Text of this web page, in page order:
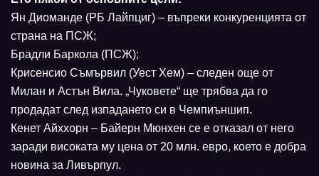
Ян Диоманде (РБ Лайпциг) – въпреки конкуренцията от
страна на ПСЖ;
Брадли Баркола (ПСЖ);
Крисенсио Съмървил (Уест Хем) – следен още от
Милан и Астън Вила. „Чуковете“ ще трябва да го
продадат след изпадането си в Чемпиъншип.
Кенет Айххорн – Байерн Мюнхен се е отказал от него
заради високата му цена от 20 млн. евро, което е добра
новина за Ливърпул.